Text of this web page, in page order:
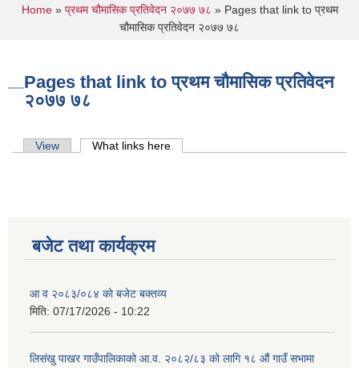
You are here
Home» प्रथम चौमासिक प्रतिवेदन २०७७ ७८ » Pages that link to प्रथम
चौमासिक प्रतिवेदन २०७७ ७८
Pages that link to प्रथम चौमासिक प्रतिवेदन
२०७७ ७८
Primary tabs
View What links here
बजेट तथा कार्यक्रम
आ व २०८३/०८४ काे बजेट बक्तव्य
मिति: 07/17/2026 - 10:22
लिसंखु पाखर गाउँपालिकाको आ.व. २०८२/८३ को लागि १८ औं गाउँ सभामा